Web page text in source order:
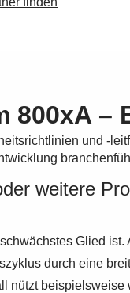
und -
–
weitere
Glied
durch eine
nützt